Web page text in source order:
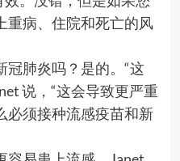
重病、住院和死亡的风
冠肺炎吗？是的。“这
说，“这会导致更严重
必须接种流感疫苗和新